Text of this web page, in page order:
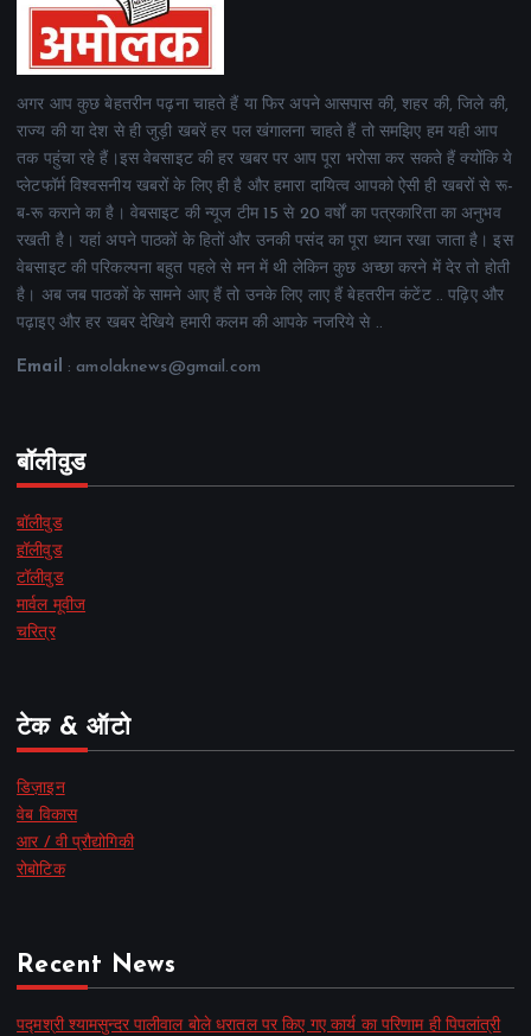
अगर आप कुछ बेहतरीन पढ़ना चाहते हैं या फिर अपने आसपास की, शहर की, जिले की,
राज्य की या देश से ही जुड़ी खबरें हर पल खंगालना चाहते हैं तो समझिए हम यही आप
तक पहुंचा रहे हैं।इस वेबसाइट की हर खबर पर आप पूरा भरोसा कर सकते हैं क्योंकि ये
प्लेटफॉर्म विश्वसनीय खबरों के लिए ही है और हमारा दायित्व आपको ऐसी ही खबरों से रू-
ब-रू कराने का है। वेबसाइट की न्यूज टीम 15 से 20 वर्षों का पत्रकारिता का अनुभव
रखती है। यहां अपने पाठकों के हितों और उनकी पसंद का पूरा ध्यान रखा जाता है। इस
वेबसाइट की परिकल्पना बहुत पहले से मन में थी लेकिन कुछ अच्छा करने में देर तो होती
है। अब जब पाठकों के सामने आए हैं तो उनके लिए लाए हैं बेहतरीन कंटेंट .. पढ़िए और
पढ़ाइए और हर खबर देखिये हमारी कलम की आपके नजरिये से ..
Email : amolaknews@gmail.com
बॉलीवुड
बॉलीवुड
हॉलीवुड
टॉलीवुड
मार्वल मूवीज
चरित्र
टेक & ऑटो
डिज़ाइन
वेब विकास
आर / वी प्रौद्योगिकी
रोबोटिक
Recent News
पद्मश्री श्यामसुन्दर पालीवाल बोले धरातल पर किए गए कार्य का परिणाम ही पिपलांत्री